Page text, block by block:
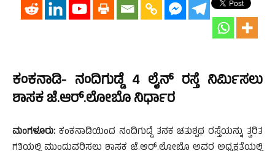
ಕಂಕನಾಡಿ- ನಂದಿಗುಡ್ಡೆ 4 ಲೈನ್ ರಸ್ತೆ ನಿರ್ಮಿಸಲು
ಶಾಸಕ ಜೆ.ಆರ್.ಲೋಬೊ ನಿರ್ಧಾರ
ಮಂಗಳೂರು: ಕಂಕನಾಡಿಯಿಂದ ನಂದಿಗುಡ್ಡೆ ತನಕ ಚತುಶ್ಪಥ ರಸ್ತೆಯನ್ನು ತ್ವರಿತ